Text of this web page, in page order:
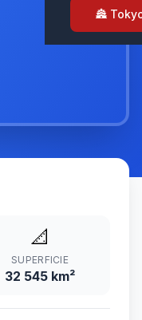
🏯
📐
SUPERFICIE
32 545 km²